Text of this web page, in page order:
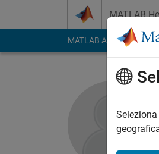
MATLAB
MATLAB Answers